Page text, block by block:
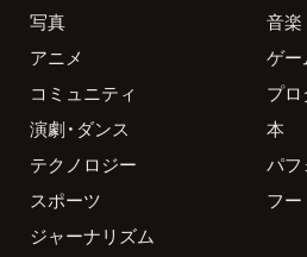
写真
音楽
アニメ
ゲー
コミュニティ
プロ
演劇・ダンス
本
テクノロジー
パフ
スポーツ
フー
ジャーナリズム